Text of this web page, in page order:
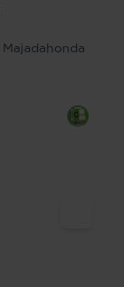
Majadahonda